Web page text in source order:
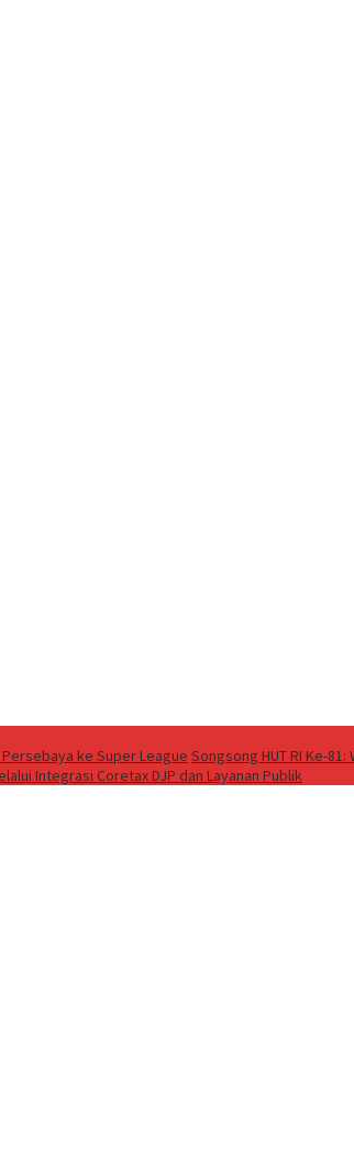
ke Super League Songsong HUT RI Ke-
Integrasi Coretax DJP dan Layanan Publik